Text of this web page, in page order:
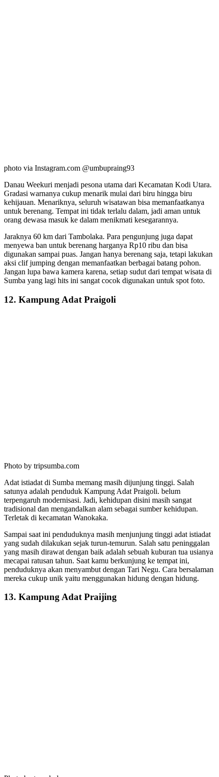
photo via Instagram.com @umbupraing93
Danau Weekuri menjadi pesona utama dari Kecamatan Kodi Utara.
Gradasi warnanya cukup menarik mulai dari biru hingga biru
kehijauan. Menariknya, seluruh wisatawan bisa memanfaatkanya
untuk berenang. Tempat ini tidak terlalu dalam, jadi aman untuk
orang dewasa masuk ke dalam menikmati kesegarannya.
Jaraknya 60 km dari Tambolaka. Para pengunjung juga dapat
menyewa ban untuk berenang harganya Rp10 ribu dan bisa
digunakan sampai puas. Jangan hanya berenang saja, tetapi lakukan
aksi clif jumping dengan memanfaatkan berbagai batang pohon.
Jangan lupa bawa kamera karena, setiap sudut dari tempat wisata di
Sumba yang lagi hits ini sangat cocok digunakan untuk spot foto.
12. Kampung Adat Praigoli
Photo by tripsumba.com
Adat istiadat di Sumba memang masih dijunjung tinggi. Salah
satunya adalah penduduk Kampung Adat Praigoli. belum
terpengaruh modernisasi. Jadi, kehidupan disini masih sangat
tradisional dan mengandalkan alam sebagai sumber kehidupan.
Terletak di kecamatan Wanokaka.
Sampai saat ini penduduknya masih menjunjung tinggi adat istiadat
yang sudah dilakukan sejak turun-temurun. Salah satu peninggalan
yang masih dirawat dengan baik adalah sebuah kuburan tua usianya
mecapai ratusan tahun. Saat kamu berkunjung ke tempat ini,
penduduknya akan menyambut dengan Tari Negu. Cara bersalaman
mereka cukup unik yaitu menggunakan hidung dengan hidung.
13. Kampung Adat Praijing